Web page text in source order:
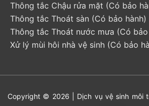
Thông tắc Chậu rửa mặt (Có bảo
Thông tắc Thoát sàn (Có bảo hành)
Thông tắc Thoát nước mưa (Có bảo
Xử lý mùi hôi nhà vệ sinh (Có bảo
Copyright © 2026 | Dịch vụ vệ sinh môi